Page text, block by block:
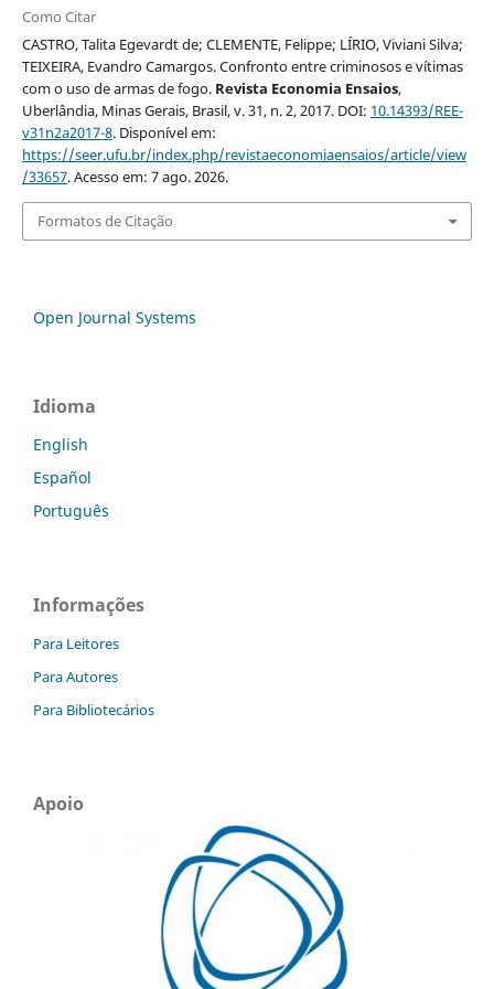
Como Citar
CASTRO, Talita Egevardt de; CLEMENTE, Felippe; LÍRIO, Viviani Silva;
TEIXEIRA, Evandro Camargos. Confronto entre criminosos e vítimas
com o uso de armas de fogo. Revista Economia Ensaios,
Uberlândia, Minas Gerais, Brasil, v. 31, n. 2, 2017. DOI: 10.14393/REE-
v31n2a2017-8. Disponível em:
https://seer.ufu.br/index.php/revistaeconomiaensaios/article/view
/33657. Acesso em: 7 ago. 2026.
Formatos de Citação
Open Journal Systems
Idioma
English
Español
Português
Informações
Para Leitores
Para Autores
Para Bibliotecários
Apoio